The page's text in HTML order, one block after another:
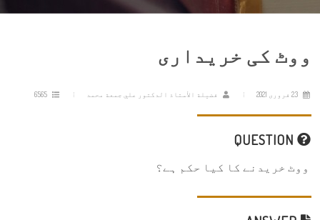
ووٹ کی خریداری
فضيلة الأستاذ الدكتور علي جمعة محمد
ووٹ خریدنے کا کیا حکم ہے؟